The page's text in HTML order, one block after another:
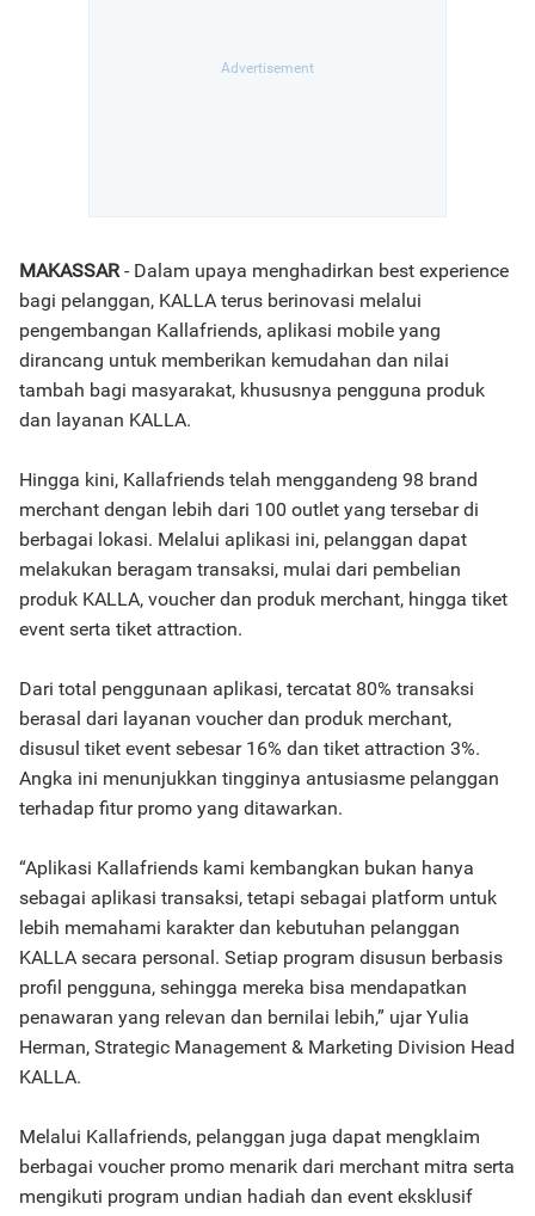
MAKASSAR- Dalam upaya menghadirkan best experience
bagi pelanggan, KALLA terus berinovasi melalui
pengembangan Kallafriends, aplikasi mobile yang
dirancang untuk memberikan kemudahan dan nilai
tambah bagi masyarakat, khususnya pengguna produk
dan layanan KALLA.
Hingga kini, Kallafriends telah menggandeng 98 brand
merchant dengan lebih dari 100 outlet yang tersebar di
berbagai lokasi. Melalui aplikasi ini, pelanggan dapat
melakukan beragam transaksi, mulai dari pembelian
produk KALLA, voucher dan produk merchant, hingga tiket
event serta tiket attraction.
Dari total penggunaan aplikasi, tercatat 80% transaksi
berasal dari layanan voucher dan produk merchant,
disusul tiket event sebesar 16% dan tiket attraction 3%.
Angka ini menunjukkan tingginya antusiasme pelanggan
terhadap fitur promo yang ditawarkan.
“Aplikasi Kallafriends kami kembangkan bukan hanya
sebagai aplikasi transaksi, tetapi sebagai platform untuk
lebih memahami karakter dan kebutuhan pelanggan
KALLA secara personal. Setiap program disusun berbasis
profil pengguna, sehingga mereka bisa mendapatkan
penawaran yang relevan dan bernilai lebih,” ujar Yulia
Herman, Strategic Management & Marketing Division Head
KALLA.
Melalui Kallafriends, pelanggan juga dapat mengklaim
berbagai voucher promo menarik dari merchant mitra serta
mengikuti program undian hadiah dan event eksklusif